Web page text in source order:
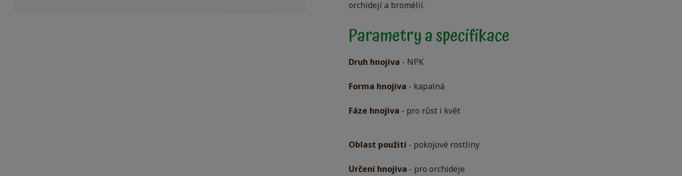
orchidejí a bromélií.
Parametry a specifikace
Druh hnojiva - NPK
Forma hnojiva - kapalná
Fáze hnojiva - pro růst i květ
Oblast použití- pokojové rostliny
Určení hnojiva - pro orchideje